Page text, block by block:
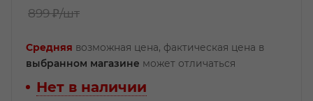
899 ₽/шт
Средняя возможная цена, фактическая цена в
выбранном магазине может отличаться
Нет в наличии